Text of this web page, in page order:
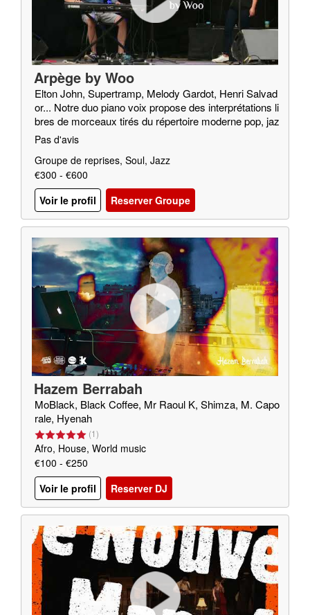
Arpège by Woo
Elton John, Supertramp, Melody Gardot, Henri Salvad
or... Notre duo piano voix propose des interprétations li
bres de morceaux tirés du répertoire moderne pop, jaz
z, soul…
Pas d'avis
Groupe de reprises, Soul, Jazz
€300 - €600
Voir le profil
Reserver Groupe
Hazem Berrabah
MoBlack, Black Coffee, Mr Raoul K, Shimza, M. Capo
rale, Hyenah
(1)
Afro, House, World music
€100 - €250
Voir le profil
Reserver DJ